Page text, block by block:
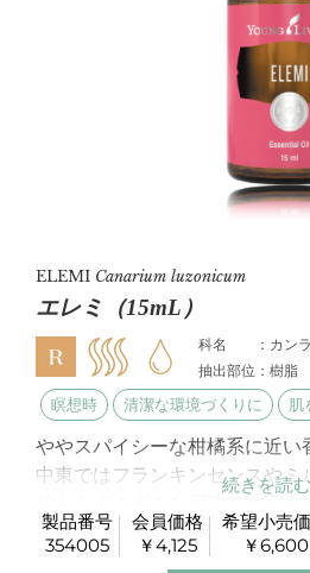
ELEMI Canarium luzonicum
エレミ（15mL）
科名 ：カンラ
抽出部位：樹脂
瞑想時 清潔な環境づくりに 肌
ややスパイシーな柑橘系に近い
中東ではフランキンセンスやミ
特性も同じ樹脂系のフランキン
性があるため、代用品として使
製品番号
354005
会員価格
￥4,125
希望小売
￥6,600